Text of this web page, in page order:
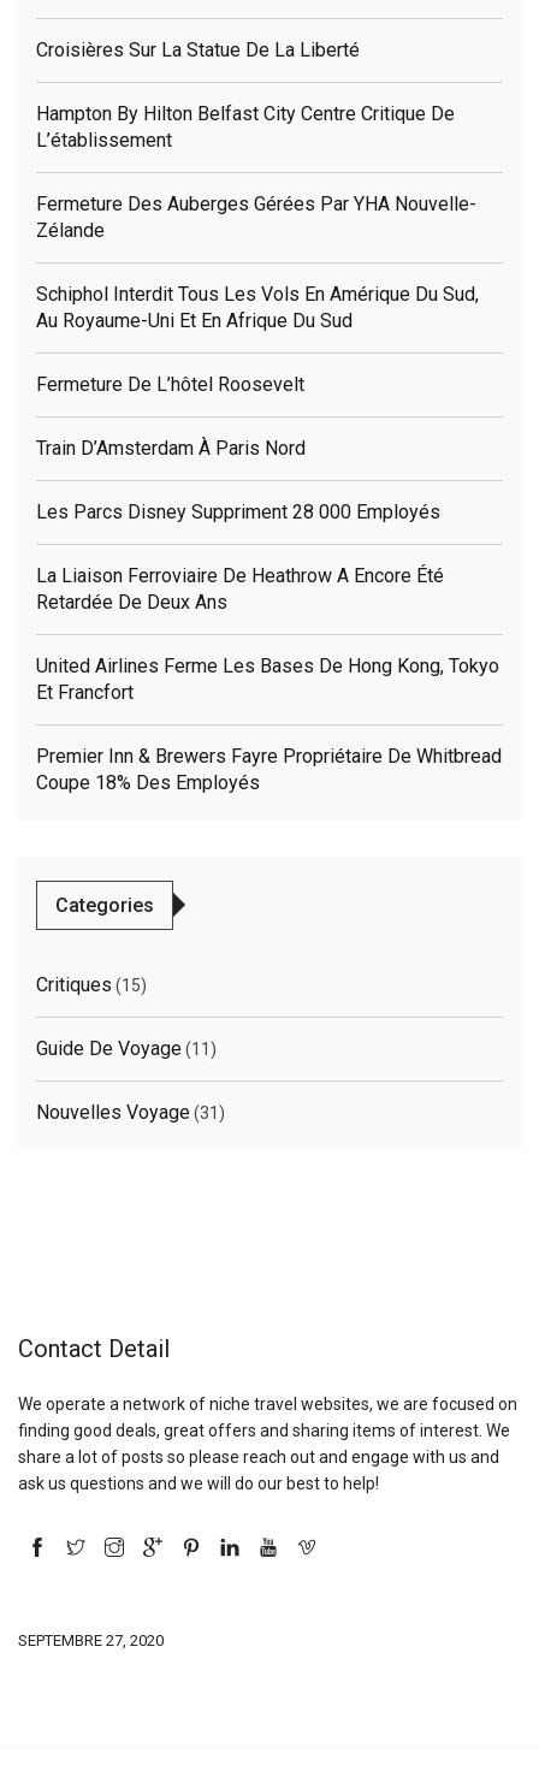
Croisières Sur La Statue De La Liberté
Hampton By Hilton Belfast City Centre Critique De
L’établissement
Fermeture Des Auberges Gérées Par YHA Nouvelle-
Zélande
Schiphol Interdit Tous Les Vols En Amérique Du Sud,
Au Royaume-Uni Et En Afrique Du Sud
Fermeture De L’hôtel Roosevelt
Train D’Amsterdam À Paris Nord
Les Parcs Disney Suppriment 28 000 Employés
La Liaison Ferroviaire De Heathrow A Encore Été
Retardée De Deux Ans
United Airlines Ferme Les Bases De Hong Kong, Tokyo
Et Francfort
Premier Inn & Brewers Fayre Propriétaire De Whitbread
Coupe 18% Des Employés
Categories
Critiques (15)
Guide De Voyage(11)
Nouvelles Voyage(31)
Contact Detail
We operate a network of niche travel websites, we are focused on
finding good deals, great offers and sharing items of interest. We
share a lot of posts so please reach out and engage with us and
ask us questions and we will do our best to help!
SEPTEMBRE 27, 2020